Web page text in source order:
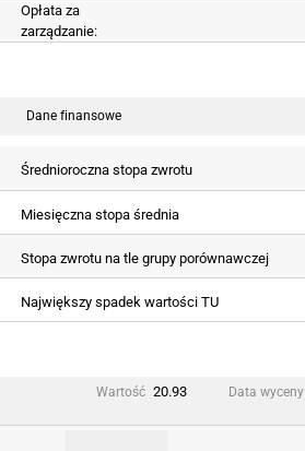
Opłata za
zarządzanie:
Dane finansowe
Średnioroczna stopa zwrotu
Miesięczna stopa średnia
Stopa zwrotu na tle grupy porównawczej
Największy spadek wartości TU
Wartość 20.93 Data wyceny